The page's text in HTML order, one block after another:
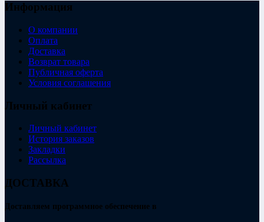
Информация
О компании
Оплата
Доставка
Возврат товара
Публичная оферта
Условия соглашения
Личный кабинет
Личный кабинет
История заказов
Закладки
Рассылка
ДОСТАВКА
Доставляем программное обеспечение в